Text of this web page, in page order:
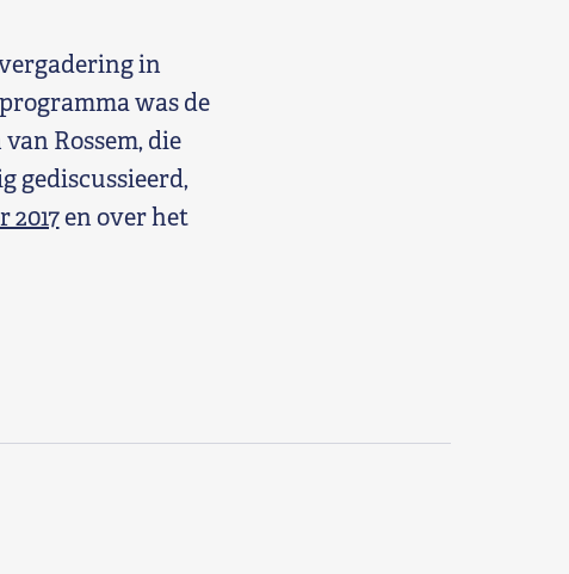
in
was de
Rossem, die
gediscussieerd,
2017en over het